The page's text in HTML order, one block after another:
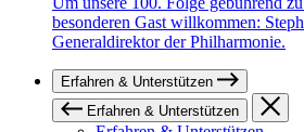
besonderen Gast willkommen:
Generaldirektor der Philharmonie.
Erfahren & Unterstützen
Erfahren & Unterstützen